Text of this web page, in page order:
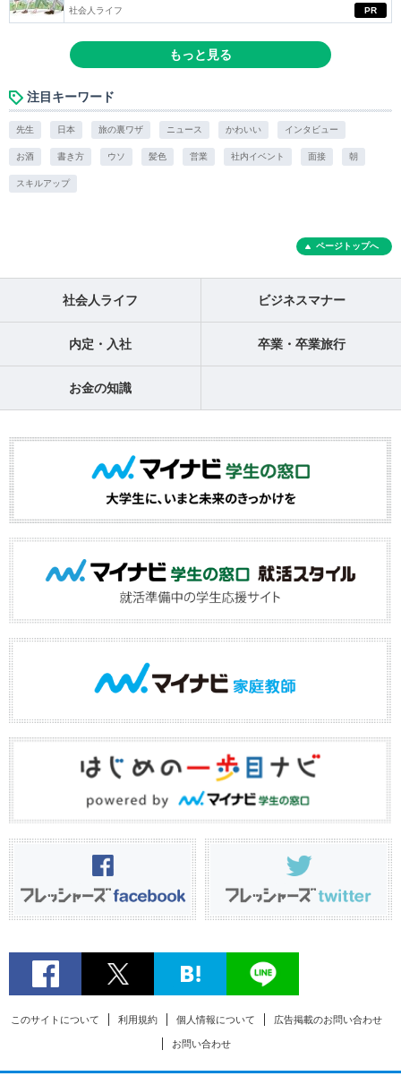
PR
社会人ライフ
もっと見る
注目キーワード
先生 日本 旅の裏ワザ ニュース かわいい インタビュー
お酒 書き方 ウソ 髪色 営業 社内イベント 面接 朝
スキルアップ
ページトップへ
社会人ライフ ビジネスマナー
内定・入社 卒業・卒業旅行
お金の知識
このサイトについて 利用規約 個人情報について 広告掲載のお問い合わせ
お問い合わせ